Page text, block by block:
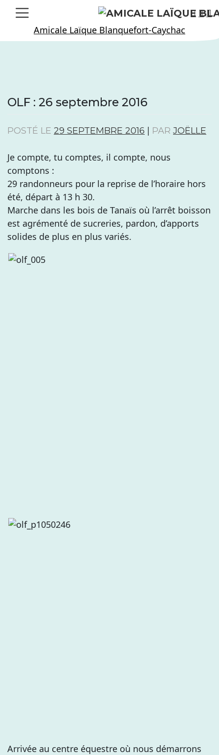
Skip
Amicale Laïque Blanquefort-Caychac
OLF : 26 septembre 2016
POSTÉ LE 29 SEPTEMBRE 2016 PAR JOËLLE
Je compte, tu comptes, il compte, nous
comptons :
29 randonneurs pour la reprise de l’horaire hors
été, départ à 13 h 30.
Marche dans les bois de Tanaïs où l’arrêt boisson
est agrémenté de sucreries, pardon, d’apports
solides de plus en plus variés.
Arrivée au centre équestre où nous démarrons